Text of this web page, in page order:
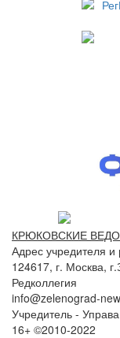
КРЮКОВСКИЕ
Адрес учредителя и
124617, г. Москва,
Редколлегия
info@zelenograd-
Учредитель -
16+ ©2010-2022